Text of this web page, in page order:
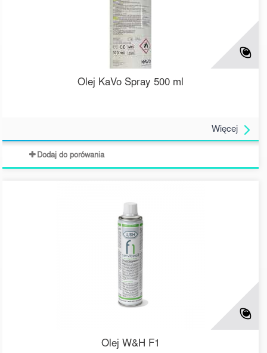
Olej KaVo Spray 500 ml
Więcej
Dodaj do porówania
Olej W&H F1